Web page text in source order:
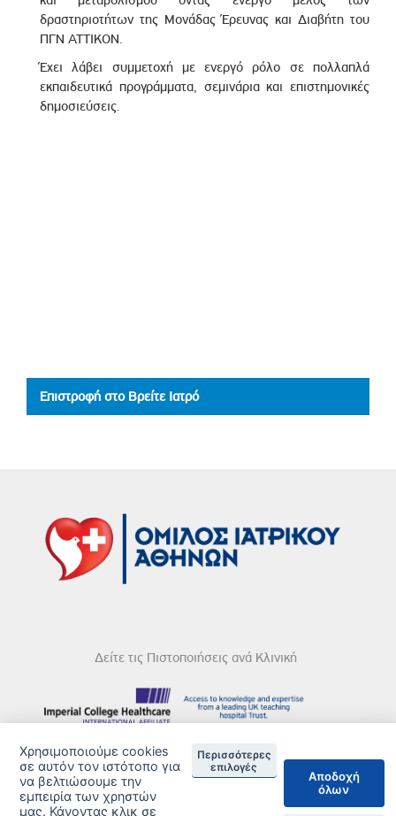
δραστηριοτήτων της Μονάδας Έρευνας και Διαβήτη του
ΠΓΝ ΑΤΤΙΚΟΝ.
Έχει λάβει συμμετοχή με ενεργό ρόλο σε πολλαπλά
εκπαιδευτικά προγράμματα, σεμινάρια και επιστημονικές
δημοσιεύσεις.
Επιστροφή στο Βρείτε Ιατρό
Δείτε τις Πιστοποιήσεις ανά Κλινική
DISCLAIMER
© 2026 Copyright © Iatriko.gr | Powered by Aboutnet
Χρησιμοποιούμε cookies
σε αυτόν τον ιστότοπο για
να βελτιώσουμε την
εμπειρία των χρηστών
μας. Κάνοντας κλικ σε
Περισσότερες
επιλογές
Αποδοχή
όλων